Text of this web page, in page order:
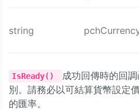
string
IsReady()
成功回傳時的回
別。請務必以可結算貨幣設定
的匯率。